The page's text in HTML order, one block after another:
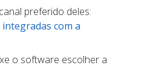
preferido deles:
com a
o software escolher a